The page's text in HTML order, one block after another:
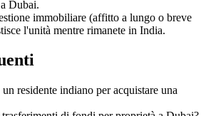
Dubai.
immobiliare (affitto a lungo o breve
l'unità mentre rimanete in India.
residente indiano per acquistare una